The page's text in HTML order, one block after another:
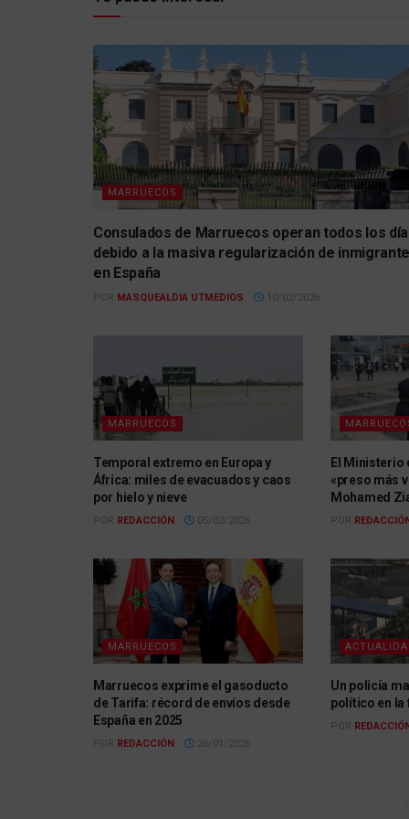
MARRUECOS
Consulados de Marruecos operan todos los
debido a la masiva regularización de
en España
POR MASQUEALDIA UTMEDIOS 10/02/2026
MARRUECOS
Temporal extremo en Europa y
África: miles de evacuados y caos
por hielo y nieve
POR REDACCIÓN 05/02/2026
El Ministerio
«preso más
Mohamed
POR REDACCIÓN
MARRUECOS
Marruecos exprime el gasoducto
de Tarifa: récord de envíos desde
España en 2025
POR REDACCIÓN 26/01/2026
Un policía
político en la
POR REDACCIÓN